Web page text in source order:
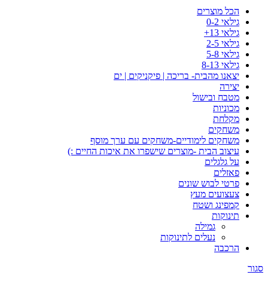
הכל מוצרים
גילאי 0-2
גילאי 13+
גילאי 2-5
גילאי 5-8
גילאי 8-13
יצאנו מהבית- בריכה | פיקניקים | ים
יצירה
מטבח ובישול
מכוניות
מקלחת
משחקים
משחקים לימודיים-משחקים עם ערך מוסף
עיצוב הבית -מוצרים שישפרו את איכות החיים :)
על גלגלים
פאזלים
פרטי לבוש שונים
צעצועים מעץ
קמפינג ושטח
תינוקות
גמילה
נעלים לתינוקות
הרכבה
סגור